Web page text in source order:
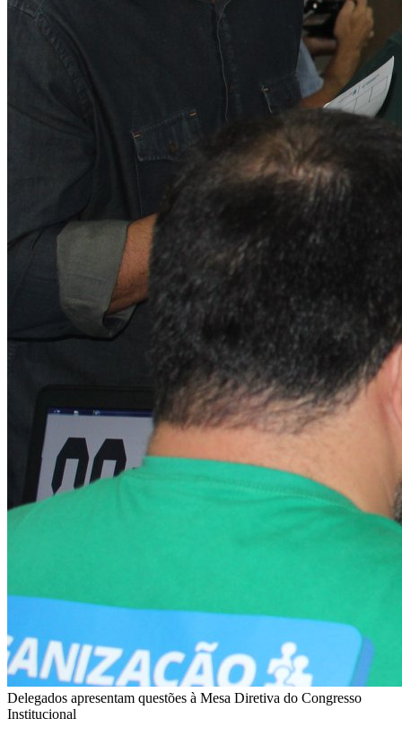
Delegados apresentam questões à Mesa Diretiva do Congresso
Institucional